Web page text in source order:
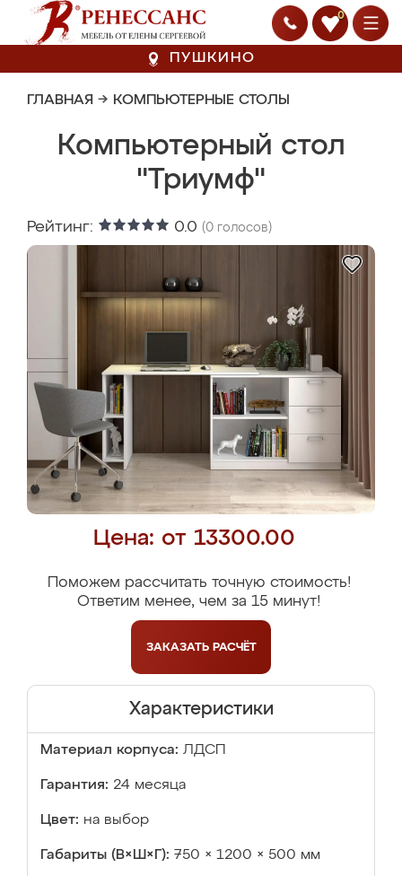
0
ПУШКИНО
ГЛАВНАЯ → КОМПЬЮТЕРНЫЕ СТОЛЫ
Компьютерный стол
"Триумф"
Рейтинг: 0.0 (0 голосов)
Цена: от 13300.00
Поможем рассчитать точную стоимость!
Ответим менее, чем за 15 минут!
ЗАКАЗАТЬ РАСЧЁТ
Характеристики
Материал корпуса: ЛДСП
Гарантия: 24 месяца
Цвет: на выбор
Габариты (В×Ш×Г): 750 × 1200 × 500 мм